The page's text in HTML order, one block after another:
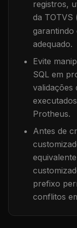
registros,
da TOTVS
adequado.
Evite
SQL em
validações
Protheus.
Antes de
prefixo
conflitos